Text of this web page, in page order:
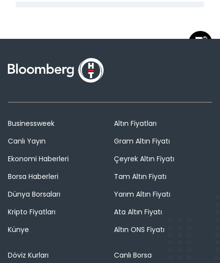
Businessweek
Canlı Yayın
Ekonomi Haberleri
Borsa Haberleri
Dünya Borsaları
Kripto Fiyatları
Künye
Altın Fiyatları
Gram Altın Fiyatı
Çeyrek Altın Fiyatı
Tam Altın Fiyatı
Yarım Altın Fiyatı
Ata Altın Fiyatı
Altın ONS Fiyatı
Döviz Kurları
Canlı Borsa